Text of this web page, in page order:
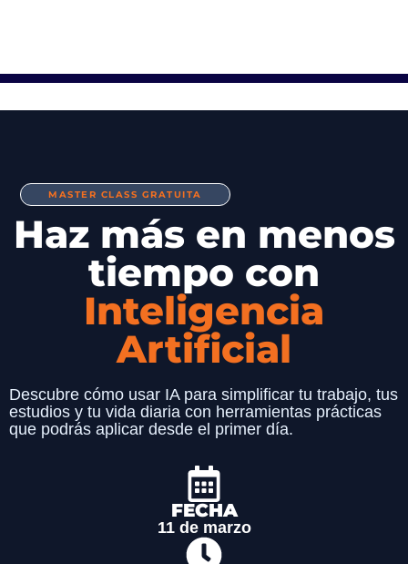
MASTER CLASS GRATUITA
Haz más en menos
tiempo con
Inteligencia
Artificial​
Descubre cómo usar IA para simplificar tu trabajo, tus
estudios y tu vida diaria con herramientas prácticas
que podrás aplicar desde el primer día.
FECHA
11 de marzo